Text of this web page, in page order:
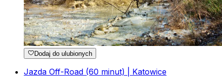
Dodaj do ulubionych
Jazda Off-Road (60 minut) | Katowice